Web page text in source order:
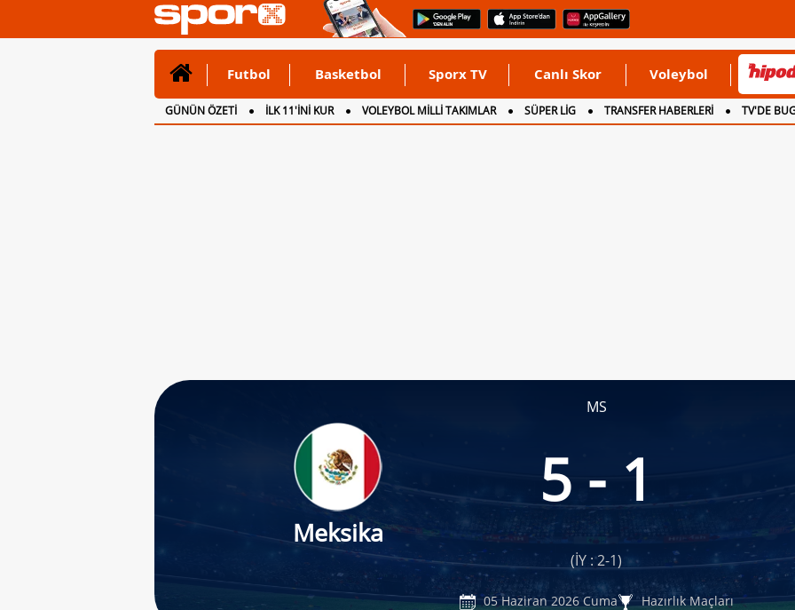
Futbol Basketbol Sporx TV Canlı Skor Voleybol
GÜNÜN ÖZETİ İLK 11'İNİ KUR VOLEYBOL MİLLİ TAKIMLAR SÜPER LİG TRANSFER HABERLERİ
TV'DE
CANLI ANLATIM
İNGİLTERE
MS
Meksika
5 - 1
(İY : 2-1)
05 Haziran 2026 Cuma Hazırlık Maçları